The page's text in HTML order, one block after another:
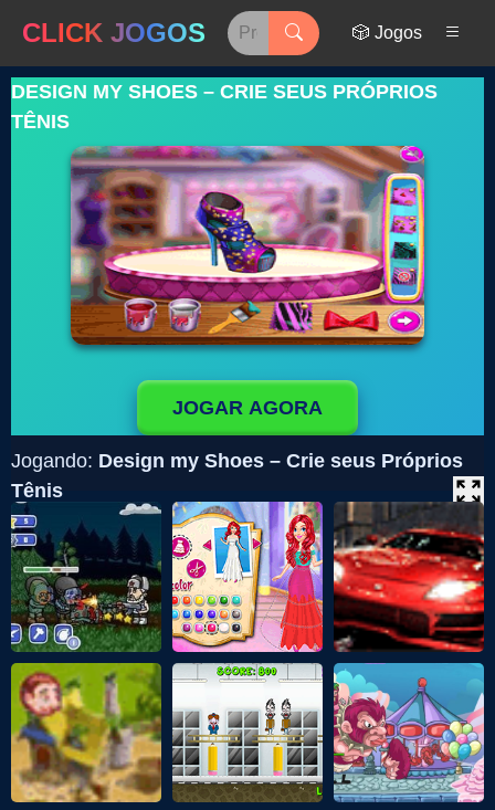
CLICK JOGOS 🎲 Jogos
DESIGN MY SHOES – CRIE SEUS PRÓPRIOS
TÊNIS
JOGAR AGORA
Jogando: Design my Shoes – Crie seus Próprios
Tênis